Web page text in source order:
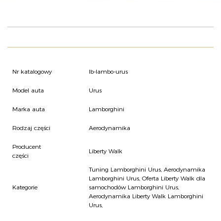
Nr katalogowy lb-lambo-urus
Model auta Urus
Marka auta Lamborghini
Rodzaj części Aerodynamika
Producent
części
Liberty Walk
Kategorie
Tuning Lamborghini Urus, Aerodynamika
Lamborghini Urus, Oferta Liberty Walk dla
samochodów Lamborghini Urus,
Aerodynamika Liberty Walk Lamborghini
Urus,